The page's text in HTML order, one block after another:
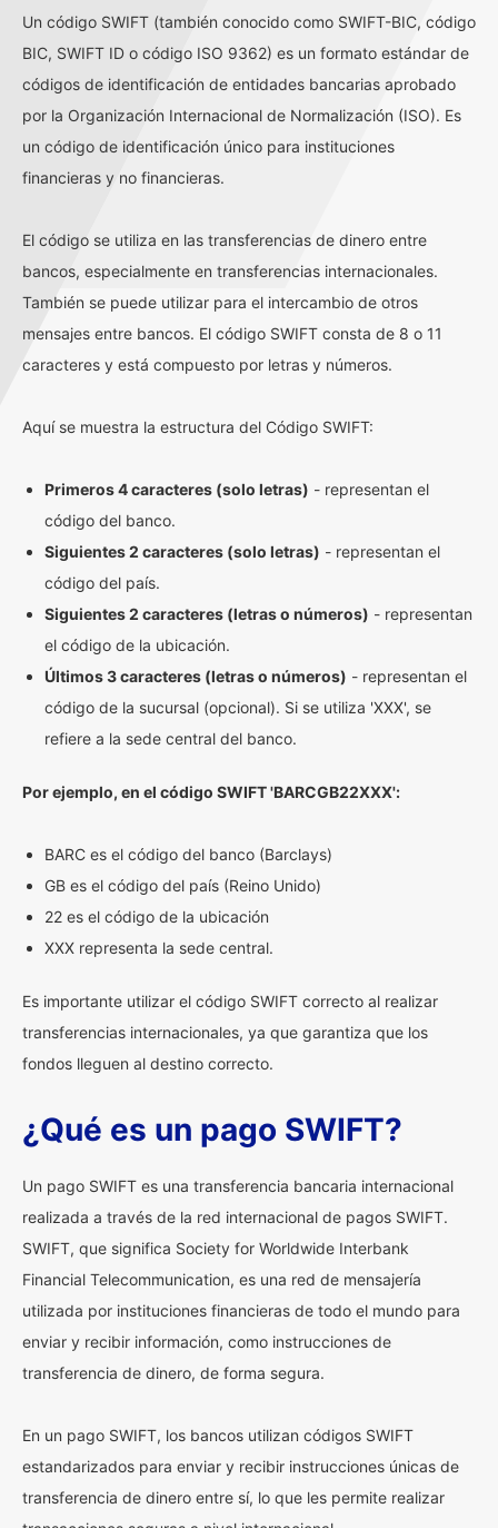
Un código SWIFT (también conocido como SWIFT-BIC, código
BIC, SWIFT ID o código ISO 9362) es un formato estándar de
códigos de identificación de entidades bancarias aprobado
por la Organización Internacional de Normalización (ISO). Es
un código de identificación único para instituciones
financieras y no financieras.
El código se utiliza en las transferencias de dinero entre
bancos, especialmente en transferencias internacionales.
También se puede utilizar para el intercambio de otros
mensajes entre bancos. El código SWIFT consta de 8 o 11
caracteres y está compuesto por letras y números.
Aquí se muestra la estructura del Código SWIFT:
Primeros 4 caracteres (solo letras) - representan el
código del banco.
Siguientes 2 caracteres (solo letras) - representan el
código del país.
Siguientes 2 caracteres (letras o números) - representan
el código de la ubicación.
Últimos 3 caracteres (letras o números) - representan el
código de la sucursal (opcional). Si se utiliza 'XXX', se
refiere a la sede central del banco.
Por ejemplo, en el código SWIFT 'BARCGB22XXX':
BARC es el código del banco (Barclays)
GB es el código del país (Reino Unido)
22 es el código de la ubicación
XXX representa la sede central.
Es importante utilizar el código SWIFT correcto al realizar
transferencias internacionales, ya que garantiza que los
fondos lleguen al destino correcto.
¿Qué es un pago SWIFT?
Un pago SWIFT es una transferencia bancaria internacional
realizada a través de la red internacional de pagos SWIFT.
SWIFT, que significa Society for Worldwide Interbank
Financial Telecommunication, es una red de mensajería
utilizada por instituciones financieras de todo el mundo para
enviar y recibir información, como instrucciones de
transferencia de dinero, de forma segura.
En un pago SWIFT, los bancos utilizan códigos SWIFT
estandarizados para enviar y recibir instrucciones únicas de
transferencia de dinero entre sí, lo que les permite realizar